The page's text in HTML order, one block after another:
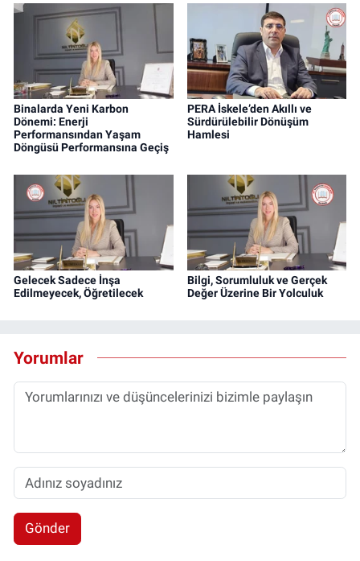
Binalarda Yeni Karbon
Dönemi: Enerji
Performansından Yaşam
Döngüsü Performansına Geçiş
PERA İskele’den Akıllı ve
Sürdürülebilir Dönüşüm
Hamlesi
Gelecek Sadece İnşa
Edilmeyecek, Öğretilecek
Bilgi, Sorumluluk ve Gerçek
Değer Üzerine Bir Yolculuk
Yorumlar
Gönder